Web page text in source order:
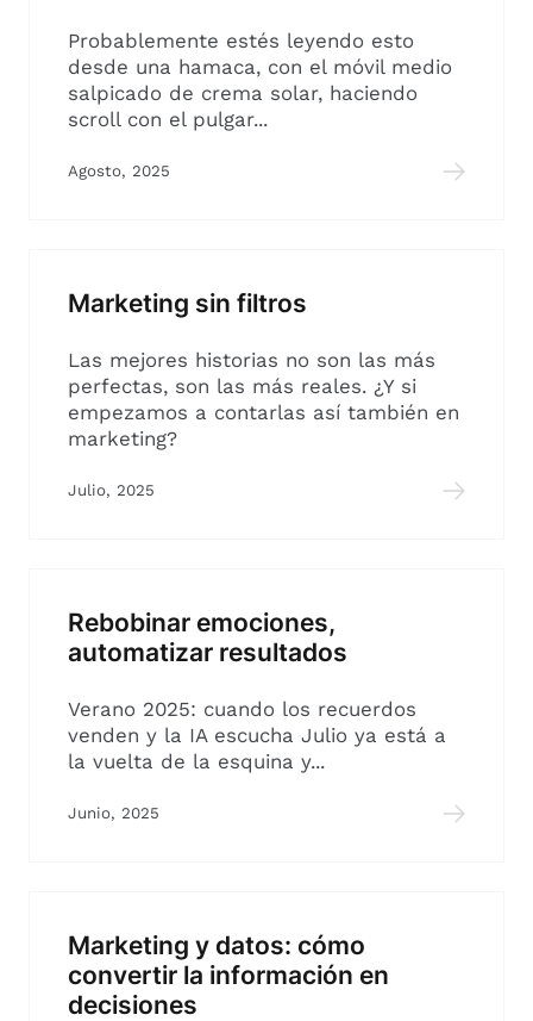
Probablemente estés leyendo esto
desde una hamaca, con el móvil medio
salpicado de crema solar, haciendo
scroll con el pulgar...
Agosto, 2025
Marketing sin filtros
Las mejores historias no son las más
perfectas, son las más reales. ¿Y si
empezamos a contarlas así también en
marketing?
Julio, 2025
Rebobinar emociones,
automatizar resultados
Verano 2025: cuando los recuerdos
venden y la IA escucha Julio ya está a
la vuelta de la esquina y...
Junio, 2025
Marketing y datos: cómo
convertir la información en
decisiones